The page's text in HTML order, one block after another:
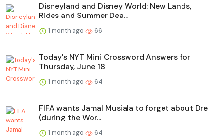
Disneyland and Disney World: New Lands,
Rides and Summer Dea...
1 month ago 66
Today's NYT Mini Crossword Answers for
Thursday, June 18
1 month ago 64
FIFA wants Jamal Musiala to forget about Dre
(during the Wor...
1 month ago 64